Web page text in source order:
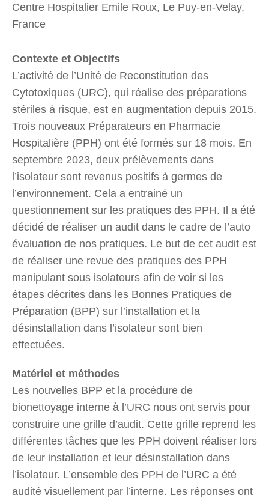
Centre Hospitalier Emile Roux, Le Puy-en-Velay,
France
Contexte et Objectifs
L’activité de l’Unité de Reconstitution des
Cytotoxiques (URC), qui réalise des préparations
stériles à risque, est en augmentation depuis 2015.
Trois nouveaux Préparateurs en Pharmacie
Hospitalière (PPH) ont été formés sur 18 mois. En
septembre 2023, deux prélèvements dans
l’isolateur sont revenus positifs à germes de
l’environnement. Cela a entrainé un
questionnement sur les pratiques des PPH. Il a été
décidé de réaliser un audit dans le cadre de l’auto
évaluation de nos pratiques. Le but de cet audit est
de réaliser une revue des pratiques des PPH
manipulant sous isolateurs afin de voir si les
étapes décrites dans les Bonnes Pratiques de
Préparation (BPP) sur l’installation et la
désinstallation dans l’isolateur sont bien
effectuées.
Matériel et méthodes
Les nouvelles BPP et la procédure de
bionettoyage interne à l’URC nous ont servis pour
construire une grille d’audit. Cette grille reprend les
différentes tâches que les PPH doivent réaliser lors
de leur installation et leur désinstallation dans
l’isolateur. L’ensemble des PPH de l’URC a été
audité visuellement par l’interne. Les réponses ont